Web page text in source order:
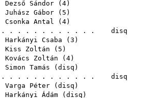
Dezső Sándor ( 4)
Juhász Gábor ( 5 )
Csonka Antal ( 4)
. . . . . . . . . . . . disq
Harkányi Csaba ( 3 )
Kiss Zoltán ( 5 )
Kovács Zoltán ( 4)
Simon Tamás ( disq )
. . . . . . . . . . . . disq
Varga Péter ( disq )
Harkányi Ádám ( disq )